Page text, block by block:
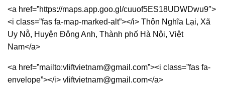
<a href=”https://maps.app.goo.gl/cuuof5ES18UDWDwu9″>
<i class=”fas fa-map-marked-alt”></i> Thôn Nghĩa Lại, Xã
Uy Nỗ, Huyện Đông Anh, Thành phố Hà Nội, Việt
Nam</a>
<a href=”mailto:vliftvietnam@gmail.com”><i class=”fas fa-
envelope”></i> vliftvietnam@gmail.com</a>